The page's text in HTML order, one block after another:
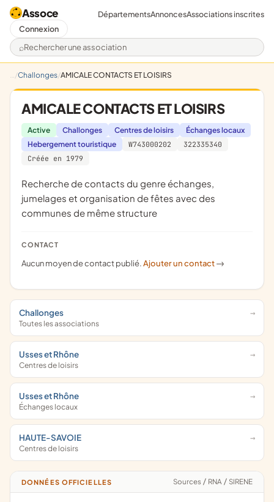
Assoce
Rechercher une association
DépartementsAnnoncesAssociations inscrites
Connexion
Challonges AMICALE CONTACTS ET LOISIRS
AMICALE CONTACTS ET LOISIRS
Active Challonges Centres de loisirs
Échanges locaux
Hebergement touristique
W743000202
322335340
Créée en 1979
recherche de contacts du genre échanges,
jumelages et organisation de fêtes avec des
communes de même structure
CONTACT
Aucun moyen de contact publié.Ajouter un contact ->
Challonges
Toutes les associations
Usses et Rhône
Centres de loisirs
Usses et Rhône
Échanges locaux
HAUTE-SAVOIE
Centres de loisirs
DONNÉES OFFICIELLES Sources / RNA / SIRENE